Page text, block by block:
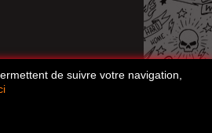
de suivre votre navigation,